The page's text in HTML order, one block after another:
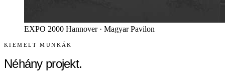
EXPO 2000 Hannover · Magyar Pavilon
KIEMELT MUNKÁK
Néhány projekt.